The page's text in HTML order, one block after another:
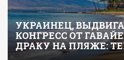
УКРАИНЕЦ,
КОНГРЕСС ОТ
ДРАКУ НА ПЛЯЖЕ: